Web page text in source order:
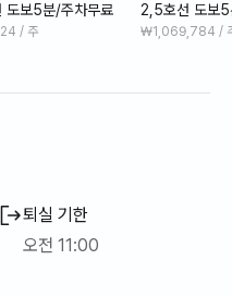
어갈 수 있는 곳.
편하지 않고,
없는 깔끔한 공간이
방, 세탁이 가능한 공간까지.
도보5분/주차무료
/ 주
2,5호선 도보5
₩1,069,784 /
퇴실 기한
오전 11:00